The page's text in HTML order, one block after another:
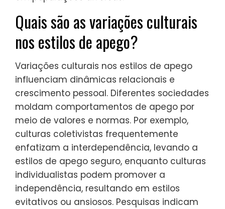
Quais são as variações culturais
nos estilos de apego?
Variações culturais nos estilos de apego
influenciam dinâmicas relacionais e
crescimento pessoal. Diferentes sociedades
moldam comportamentos de apego por
meio de valores e normas. Por exemplo,
culturas coletivistas frequentemente
enfatizam a interdependência, levando a
estilos de apego seguro, enquanto culturas
individualistas podem promover a
independência, resultando em estilos
evitativos ou ansiosos. Pesquisas indicam